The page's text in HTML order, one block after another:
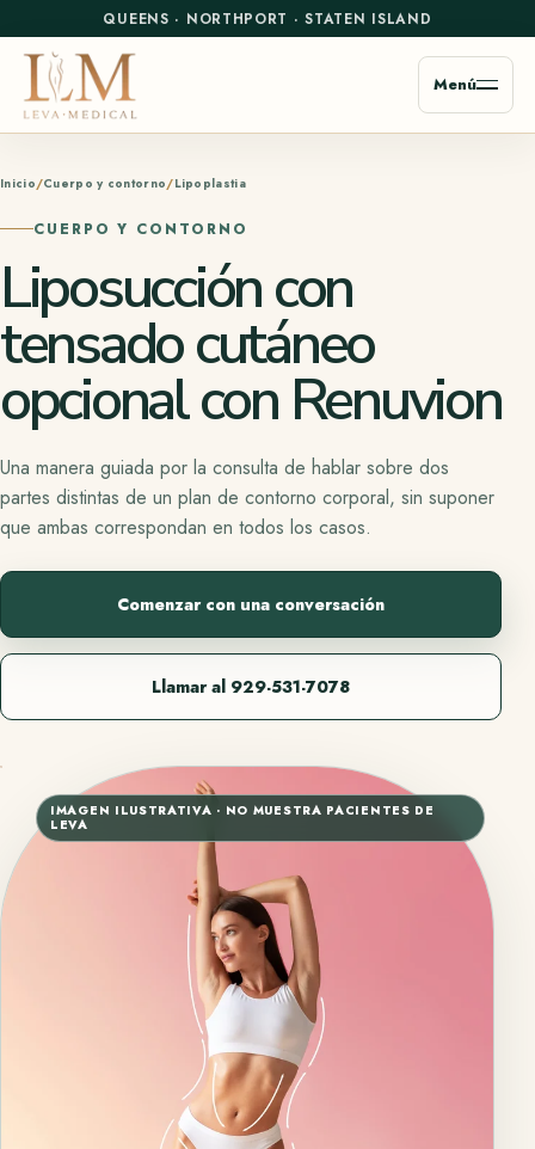
QUEENS · NORTHPORT · STATEN ISLAND
Menú
Inicio Cuerpo y contorno Lipoplastia
CUERPO Y CONTORNO
Liposucción con
tensado cutáneo
opcional con Renuvion
Una manera guiada por la consulta de hablar sobre dos
partes distintas de un plan de contorno corporal, sin suponer
que ambas correspondan en todos los casos.
Comenzar con una conversación
Llamar al 929-531-7078
IMAGEN ILUSTRATIVA · NO MUESTRA PACIENTES DE
LEVA